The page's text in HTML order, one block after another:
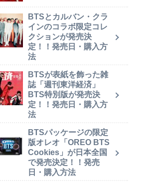
BTSとカルバン・クラ
インのコラボ限定コレ
クションが発売決
定！！発売日・購入方
法
BTSが表紙を飾った雑
誌「週刊東洋経済」
BTS特別版が発売決
定！！発売日・購入方
法
BTSパッケージの限定
版オレオ「OREO BTS
Cookies」が日本全国
で発売決定！！発売
日・購入方法